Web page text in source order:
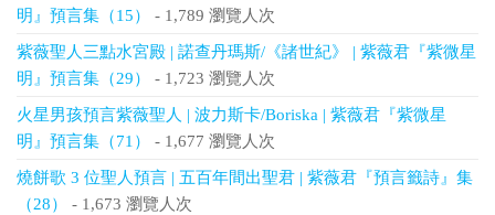
明』預言集（15）
- 1,789 瀏覽人次
紫薇聖人三點水宮殿 | 諾查丹瑪斯/《諸世紀》 | 紫薇君『紫微星
明』預言集（29）
- 1,723 瀏覽人次
火星男孩預言紫薇聖人 | 波力斯卡/Boriska | 紫薇君『紫微星
明』預言集（71）
- 1,677 瀏覽人次
燒餅歌 3 位聖人預言 | 五百年間出聖君 | 紫薇君『預言籤詩』集
（28）
- 1,673 瀏覽人次